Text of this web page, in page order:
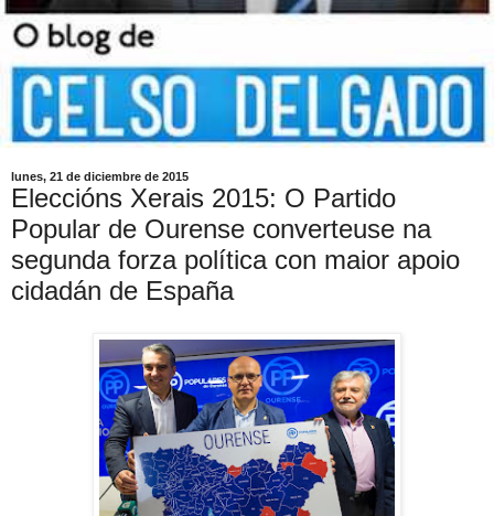
lunes, 21 de diciembre de 2015
Eleccións Xerais 2015: O Partido
Popular de Ourense converteuse na
segunda forza política con maior apoio
cidadán de España